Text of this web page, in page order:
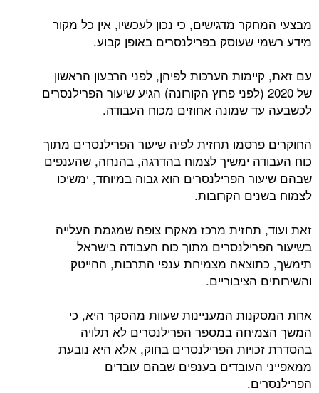
מבצעי המחקר מדגישים, כי נכון לעכשיו, אין כל מקור
מידע רשמי שעוסק בפרילנסרים באופן קבוע.
עם זאת, קיימות הערכות לפיהן, לפני הרבעון הראשון
של 2020 (לפני פרוץ הקורונה) הגיע שיעור הפרילנסרים
לכשבעה עד שמונה אחוזים מכוח העבודה.
החוקרים פרסמו תחזית לפיה שיעור הפרילנסרים מתוך
כוח העבודה ימשיך לצמוח בהדרגה, בהנחה, שהענפים
שבהם שיעור הפרילנסרים הוא גבוה במיוחד, ימשיכו
לצמוח בשנים הקרובות.
זאת ועוד, תחזית מרכז מאקרו צופה שמגמת העלייה
בשיעור הפרילנסרים מתוך כוח העבודה בישראל
תימשך, כתוצאה מצמיחת ענפי התרבות, ההייטק
והשירותים הציבוריים.
אחת המסקנות המעניינות שעוות מהסקר היא, כי
המשך הצמיחה במספר הפרילנסרים לא תלויה
בהסדרת זכויות הפרילנסרים בחוק, אלא היא נובעת
ממאפייני העובדים בענפים שבהם עובדים
הפרילנסרים.